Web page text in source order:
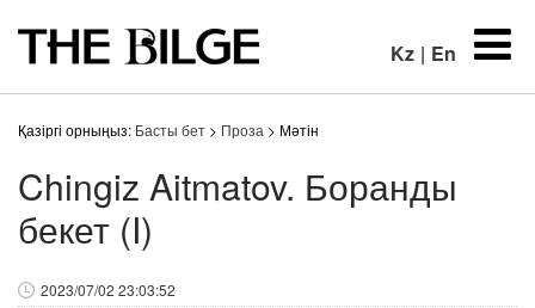
Kz | En
Қазіргі орныңыз: Басты бет > Проза > Мәтін
Chingiz Aitmatov. Боранды
бекет (I)
2023/07/02 23:03:52